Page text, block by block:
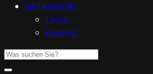
METALGLORY
Team
Kontakt